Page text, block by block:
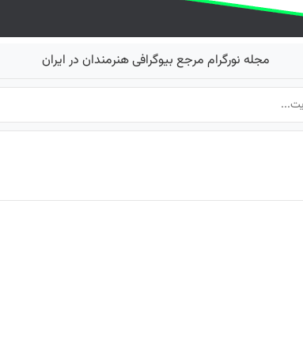
مجله نورگرام مرجع بیوگرافی هنرمندان در ایران